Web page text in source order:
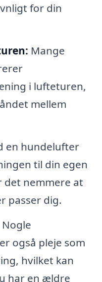
for din
Mange
i lufteturen,
mellem
en hundelufter
til din egen
det nemmere at
passer dig.
Nogle
også pleje som
hvilket kan
har en ældre